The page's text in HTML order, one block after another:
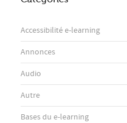
Accessibilité e-learning
Annonces
Audio
Autre
Bases du e-learning